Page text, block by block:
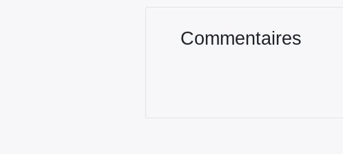
Commentaires